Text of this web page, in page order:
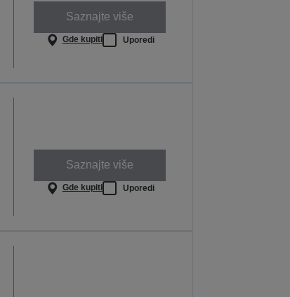
Saznajte više
Gde kupiti Uporedi
Saznajte više
Gde kupiti Uporedi